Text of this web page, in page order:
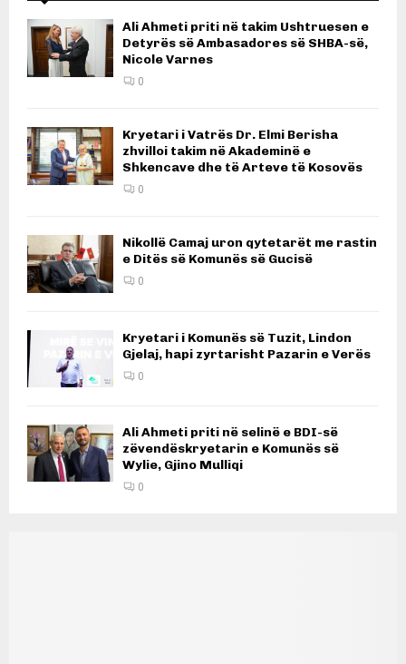
Ali Ahmeti priti në takim Ushtruesen e
Detyrës së Ambasadores së SHBA-së,
Nicole Varnes
0
Kryetari i Vatrës Dr. Elmi Berisha
zhvilloi takim në Akademinë e
Shkencave dhe të Arteve të Kosovës
0
Nikollë Camaj uron qytetarët me rastin
e Ditës së Komunës së Gucisë
0
Kryetari i Komunës së Tuzit, Lindon
Gjelaj, hapi zyrtarisht Pazarin e Verës
0
Ali Ahmeti priti në selinë e BDI-së
zëvendëskryetarin e Komunës së
Wylie, Gjino Mulliqi
0